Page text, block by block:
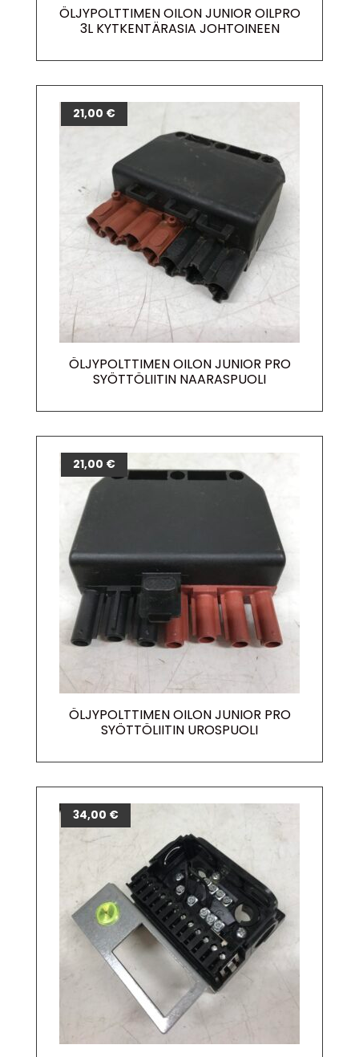
ÖLJYPOLTTIMEN OILON JUNIOR OILPRO
3L KYTKENTÄRASIA JOHTOINEEN
ÖLJYPOLTTIMEN OILON JUNIOR PRO
SYÖTTÖLIITIN NAARASPUOLI
21,00 €
ÖLJYPOLTTIMEN OILON JUNIOR PRO
SYÖTTÖLIITIN UROSPUOLI
21,00 €
34,00 €